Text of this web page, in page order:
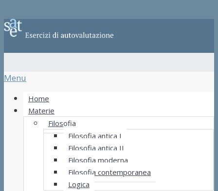
Menu
Home
Materie
Filosofia
Filosofia antica I
Filosofia antica II
Filosofia moderna
Filosofia contemporanea
Logica